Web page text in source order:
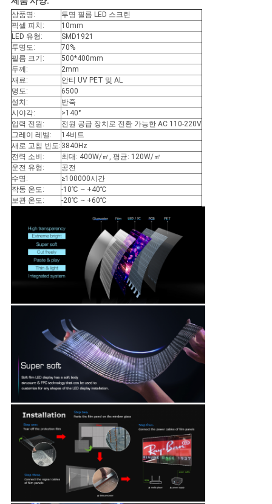
세
요
사
이
트
맵
PRIVACY
POLICY
상품명:
투명 필름 LED 스크린
픽셀 피치:
10mm
LED 유형:
SMD1921
투명도:
70%
필름 크기:
500*400mm
두께:
2mm
재료:
안티 UV PET 및 AL
명도:
6500
설치:
반죽
시야각:
>140°
입력 전원:
전원 공급 장치로 전환 가능한 AC 110-220V
그레이 레벨:
14비트
새로 고침 빈도: 3840Hz
전력 소비:
최대: 400W/㎡, 평균: 120W/㎡
운전 유형:
공전
수명:
≥100000시간
작동 온도:
-10℃ ~ +40℃
보관 온도:
-20℃ ~ +60℃